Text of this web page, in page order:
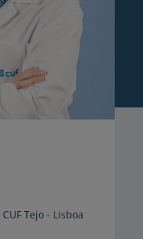
CUF Tejo - Lisboa